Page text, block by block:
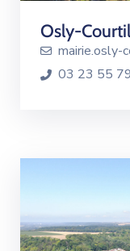
Osly-Courtil
mairie.osly-
03 23 55